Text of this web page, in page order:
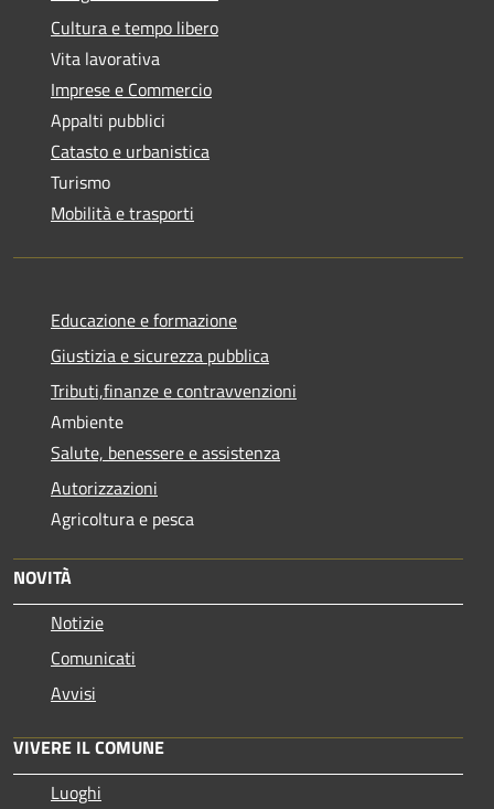
Cultura e tempo libero
Vita lavorativa
Imprese e Commercio
Appalti pubblici
Catasto e urbanistica
Turismo
Mobilità e trasporti
Educazione e formazione
Giustizia e sicurezza pubblica
Tributi,finanze e contravvenzioni
Ambiente
Salute, benessere e assistenza
Autorizzazioni
Agricoltura e pesca
NOVITÀ
Notizie
Comunicati
Avvisi
VIVERE IL COMUNE
Luoghi